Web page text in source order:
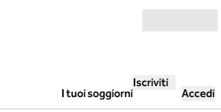
I tuoi soggiorni
Iscriviti
Accedi